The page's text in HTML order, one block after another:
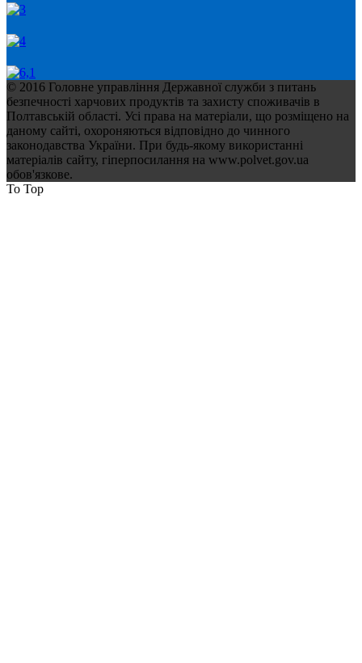
© 2016 Головне управління Державної служби з питань
безпечності харчових продуктів та захисту споживачів в
Полтавській області. Усі права на матеріали, що розміщено на
даному сайті, охороняються відповідно до чинного
законодавства України. При будь-якому використанні
матеріалів сайту, гіперпосилання на www.polvet.gov.ua
обов'язкове.
To Top